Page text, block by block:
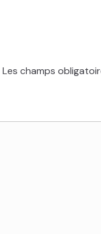
Les champs